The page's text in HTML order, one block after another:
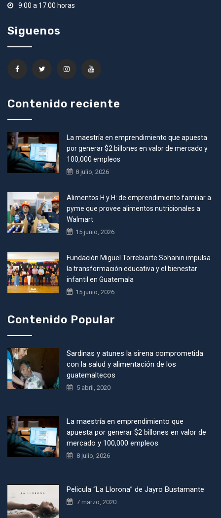
9:00 a 17:00 horas
Siguenos
Contenido reciente
La maestría en emprendimiento que apuesta
por generar $2 billones en valor de mercado y
100,000 empleos
8 julio, 2026
Alimentos H y H: de emprendimiento familiar a
pyme que provee alimentos nutricionales a
Walmart
15 junio, 2026
Fundación Miguel Torrebiarte Sohanin impulsa
la transformación educativa y el bienestar
infantil en Guatemala
15 junio, 2026
Contenido Popular
Sardinas y atunes la sirena comprometida
con la salud y alimentación de los
guatemaltecos
5 abril, 2020
La maestría en emprendimiento que
apuesta por generar $2 billones en valor de
mercado y 100,000 empleos
8 julio, 2026
Pelicula “La Llorona” de Jayro Bustamante
7 marzo, 2020